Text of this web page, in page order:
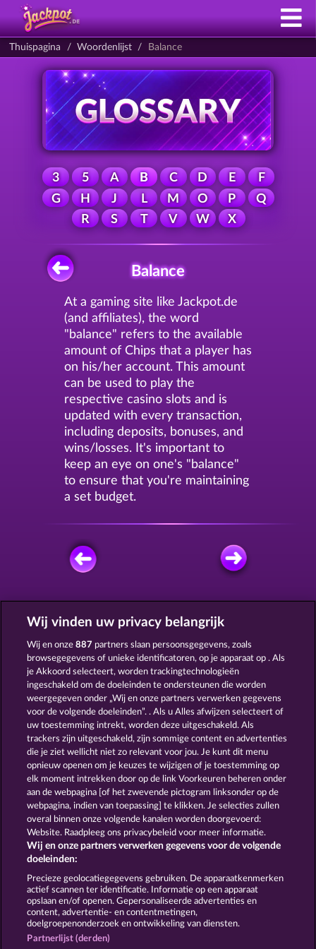
Thuispagina Woordenlijst Balance
3 5 A B C D E
F
G
H J L M O P
Q
R
S T V W X
Balance
At a gaming site like Jackpot.de
(and affiliates), the word
"balance" refers to the available
amount of Chips that a player has
on his/her account. This amount
can be used to play the
respective casino slots and is
updated with every transaction,
including deposits, bonuses, and
wins/losses. It's important to
keep an eye on one's "balance"
to ensure that you're maintaining
a set budget.
RAMSES BOOK FANCY FRUITS
EXPLODIAC MAXI PLAY KING OF THE JUNGLE
Algemene voorwaarden
Colofon Bedrijf FAQ Woordenlijst
Partnerprogramma Facebook
Wij vinden uw privacy belangrijk
Wij en onze887 partners slaan persoonsgegevens, zoals
browsegegevens of unieke identificatoren, op je apparaat op . Als
je Akkoord selecteert, worden trackingtechnologieën
ingeschakeld om de doeleinden te ondersteunen die worden
weergegeven onder „Wij en onze partners verwerken gegevens
voor de volgende doeleinden”. . Als u Alles afwijzen selecteert of
uw toestemming intrekt, worden deze uitgeschakeld. Als
trackers zijn uitgeschakeld, zijn sommige content en advertenties
die je ziet wellicht niet zo relevant voor jou. Je kunt dit menu
opnieuw openen om je keuzes te wijzigen of je toestemming op
elk moment intrekken door op de link Voorkeuren beheren onder
aan de webpagina [of het zwevende pictogram linksonder op de
webpagina, indien van toepassing] te klikken. Je selecties zullen
overal binnen onze volgende kanalen worden doorgevoerd:
Website. Raadpleeg ons privacybeleid voor meer informatie.
Wij en onze partners verwerken gegevens voor de volgende
doeleinden:
Precieze geolocatiegegevens gebruiken. De apparaatkenmerken
actief scannen ter identificatie. Informatie op een apparaat
opslaan en/of openen. Gepersonaliseerde advertenties en
content, advertentie- en contentmetingen,
doelgroepenonderzoek en ontwikkeling van diensten.
Partnerlijst (derden)